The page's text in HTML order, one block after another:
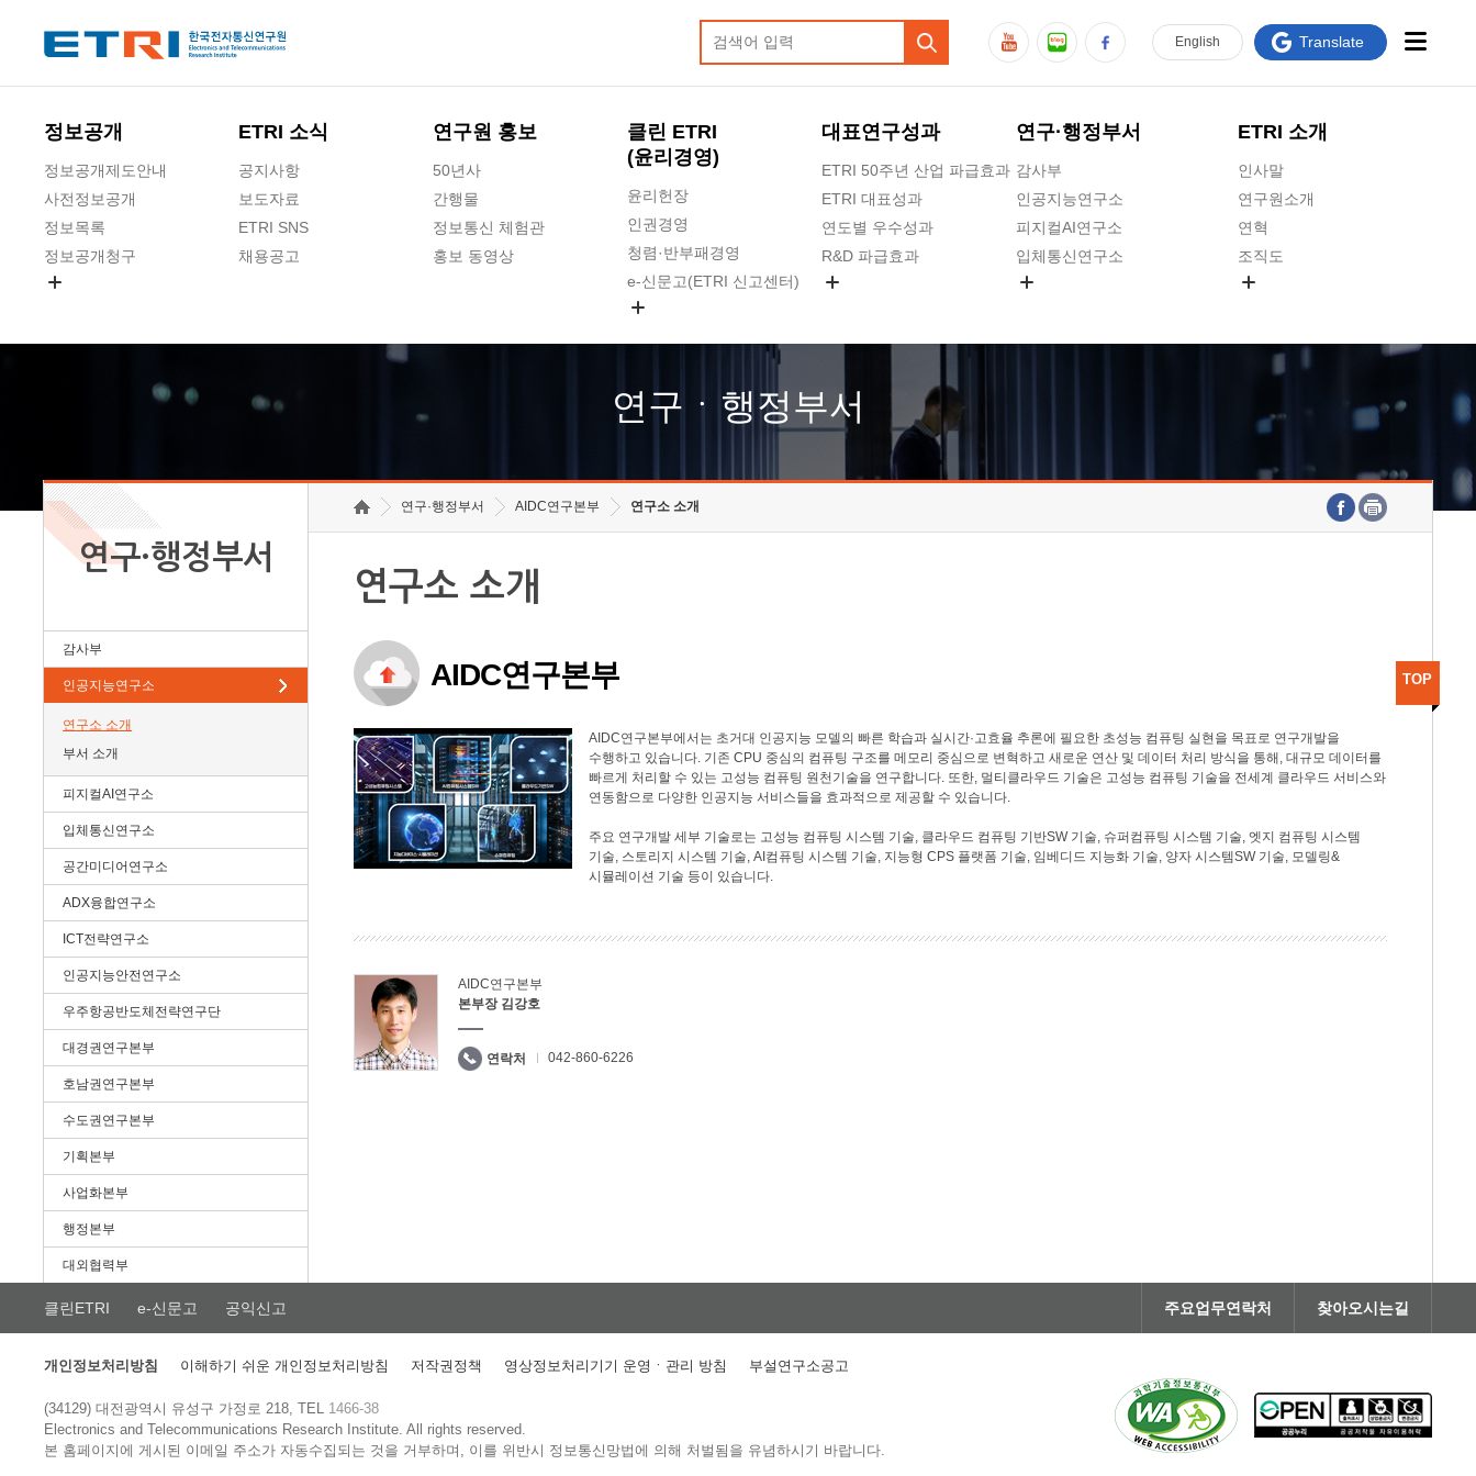
정보공개
정보공개제도안내
사전정보공개
정보목록
정보공개청구
ETRI 소식
공지사항
보도자료
ETRI SNS
채용공고
연구원 홍보
50년사
간행물
정보통신 체험관
홍보 동영상
클린 ETRI
(윤리경영)
윤리헌장
인권경영
청렴·반부패경영
e-신문고(ETRI 신고센터)
고객의소리
수의계약 현황
대표연구성과
ETRI 50주년 산업 파급효과
ETRI 대표성과
연도별 우수성과
R&D 파급효과
연구·행정부서
감사부
인공지능연구소
피지컬AI연구소
입체통신연구소
호남권연구본부
기획본부
ETRI 소개
인사말
연구원소개
연혁
조직도
연구원 고객헌장
주요업무연락처
English Translate
연구ㆍ행정부서
연구·행정부서
감사부
인공지능연구소
연구소 소개
부서 소개
피지컬AI연구소
입체통신연구소
공간미디어연구소
ADX융합연구소
ICT전략연구소
인공지능안전연구소
우주항공반도체전략연구단
대경권연구본부
호남권연구본부
수도권연구본부
기획본부
사업화본부
행정본부
대외협력부
연구·행정부서 AIDC연구본부 연구소 소개
연구소 소개
AIDC연구본부
AIDC연구본부에서는 초거대 인공지능 모델의 빠른 학습과 실시간·고효율 추론에 필요한 초성능 컴퓨팅 실현을 목표로 연구개발을
수행하고 있습니다. 기존 CPU 중심의 컴퓨팅 구조를 메모리 중심으로 변혁하고 새로운 연산 및 데이터 처리 방식을 통해, 대규모 데이터를
빠르게 처리할 수 있는 고성능 컴퓨팅 원천기술을 연구합니다. 또한, 멀티클라우드 기술은 고성능 컴퓨팅 기술을 전세계 클라우드 서비스와
연동함으로 다양한 인공지능 서비스들을 효과적으로 제공할 수 있습니다.
주요 연구개발 세부 기술로는 고성능 컴퓨팅 시스템 기술, 클라우드 컴퓨팅 기반SW 기술, 슈퍼컴퓨팅 시스템 기술, 엣지 컴퓨팅 시스템
기술, 스토리지 시스템 기술, AI컴퓨팅 시스템 기술, 지능형 CPS 플랫폼 기술, 임베디드 지능화 기술, 양자 시스템SW 기술, 모델링&
시뮬레이션 기술 등이 있습니다.
AIDC연구본부
본부장 김강호
연락처 042-860-6226
TOP
클린ETRI e-신문고 공익신고 주요업무연락처 찾아오시는길
개인정보처리방침 이해하기 쉬운 개인정보처리방침 저작권정책 영상정보처리기기 운영ㆍ관리 방침 부설연구소공고
(34129) 대전광역시 유성구 가정로 218, TEL 1466-38
Electronics and Telecommunications Research Institute.All rights reserved.
본 홈페이지에 게시된 이메일 주소가 자동수집되는 것을 거부하며, 이를 위반시 정보통신망법에 의해 처벌됨을 유념하시기 바랍니다.